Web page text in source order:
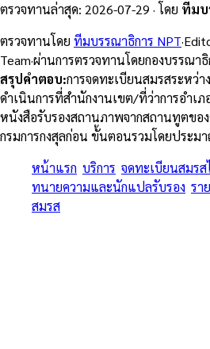
ตรวจทานล่าสุด: 2026-07-29 · โดย ทีมบ
ตรวจทานโดย ทีมบรรณาธิการ NPT·
Team·ผ่านการตรวจทานโดยกองบรรณาธิ
สรุปคำตอบ:การจดทะเบียนสมรสระหว่
ดำเนินการที่สำนักงานเขต/ที่ว่าการอำเภ
หนังสือรับรองสถานภาพจากสถานทูตข
กรมการกงสุลก่อน ขั้นตอนรวมโดยประม
หน้าแรก บริการ จดทะเบียนสมรส
ทนายความและนักแปลรับรอง รา
สมรส